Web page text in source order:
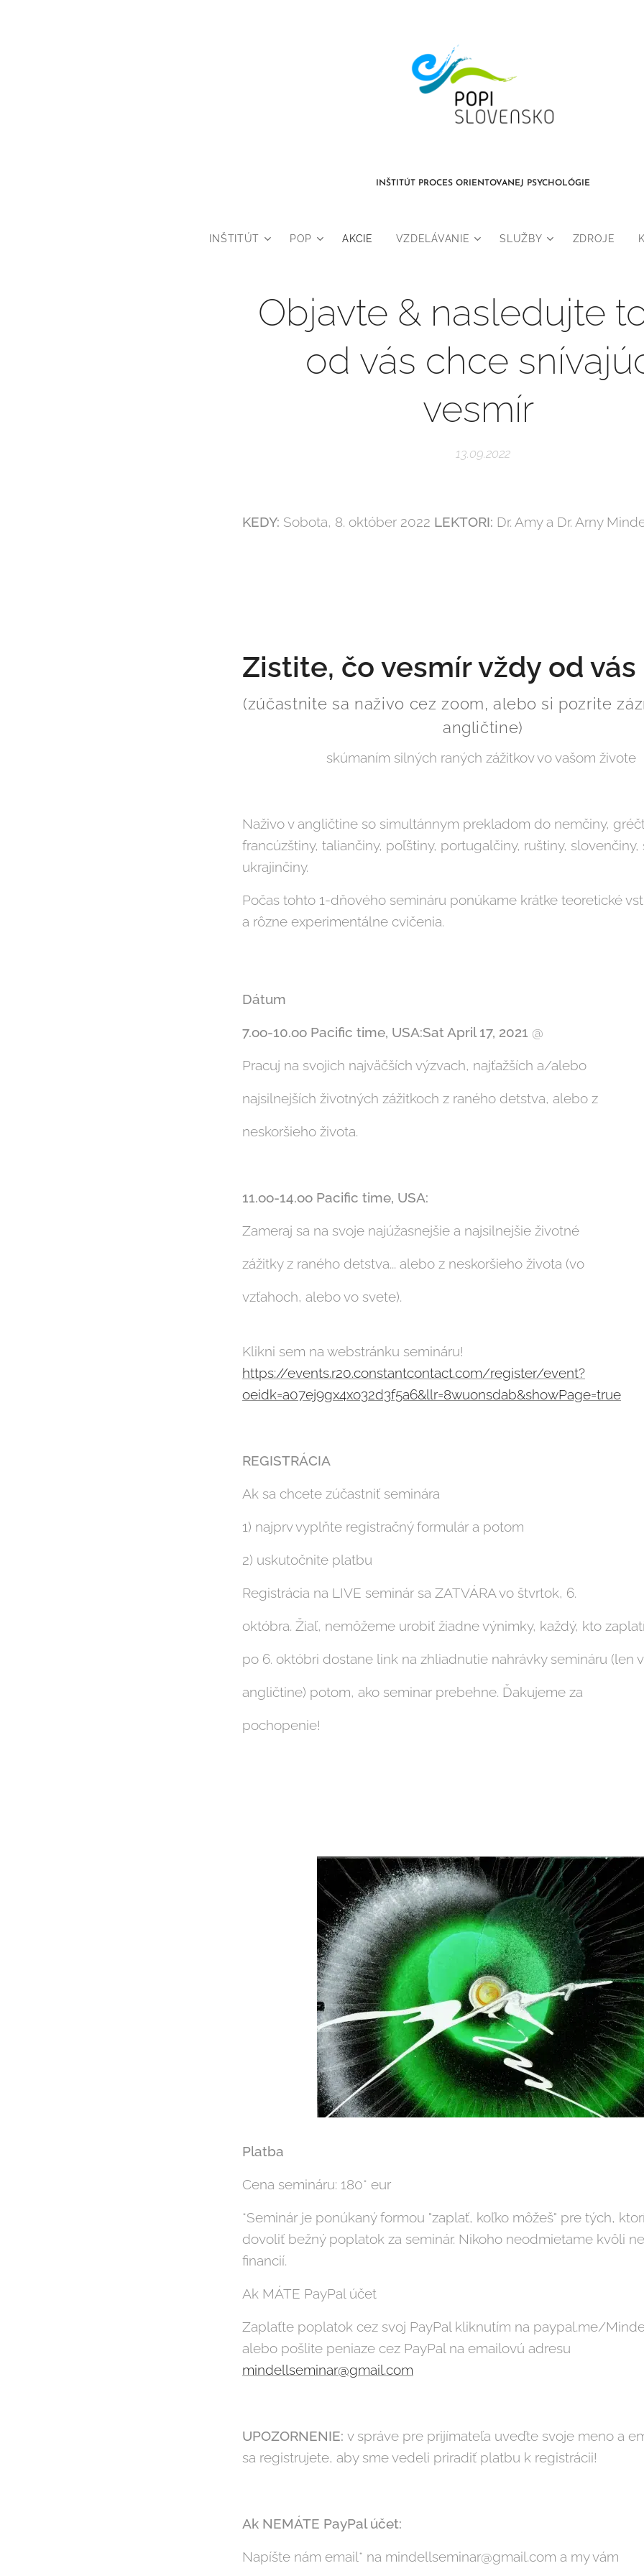
INŠTITÚT PROCES ORIENTOVANEJ PSYCHOLÓGIE
INŠTITÚT POP AKCIE VZDELÁVANIE SLUŽBY ZDROJE
Objavte & nasledujte
od vás chce
vesmír
13.09.2022
KEDY: Sobota, 8. október 2022 LEKTORI: Dr. Amy a Dr. Arny
Zistite, čo vesmír vždy od
(zúčastnite sa naživo cez zoom, alebo si pozrite
angličtine)
skúmaním silných raných zážitkov vo vašom živote
Naživo v angličtine so simultánnym prekladom do nemčiny,
francúzštiny, taliančiny, poľštiny, portugalčiny, ruštiny, slovenčiny,
ukrajinčiny.
Počas tohto 1-dňového semináru ponúkame krátke teoretické
a rôzne experimentálne cvičenia.
Dátum
7.oo-10.oo Pacific time, USA:Sat April 17, 2021 @
Pracuj na svojich najväčších výzvach, najťažších a/alebo
najsilnejších životných zážitkoch z raného detstva, alebo z
neskoršieho života.
11.oo-14.oo Pacific time, USA:
Zameraj sa na svoje najúžasnejšie a najsilnejšie životné
zážitky z raného detstva... alebo z neskoršieho života (vo
vzťahoch, alebo vo svete).
Klikni sem na webstránku semináru!
https://events.r20.constantcontact.com/register/event?
oeidk=a07ej9gx4xo32d3f5a6&llr=8wuonsdab&showPage=true
REGISTRÁCIA
Ak sa chcete zúčastniť seminára
1) najprv vyplňte registračný formulár a potom
2) uskutočnite platbu
Registrácia na LIVE seminár sa ZATVÁRA vo štvrtok, 6.
októbra. Žiaľ, nemôžeme urobiť žiadne výnimky, každý, kto
po 6. októbri dostane link na zhliadnutie nahrávky semináru (len v
angličtine) potom, ako seminar prebehne. Ďakujeme za
pochopenie!
Platba
Cena semináru: 180* eur
*Seminár je ponúkaný formou "zaplať, koľko môžeš" pre tých,
dovoliť bežný poplatok za seminár. Nikoho neodmietame kvôli
financií.
Ak MÁTE PayPal účet
Zaplaťte poplatok cez svoj PayPal kliknutím na paypal.me/
alebo pošlite peniaze cez PayPal na emailovú adresu
mindellseminar@gmail.com
UPOZORNENIE: v správe pre prijímateľa uveďte svoje meno a
sa registrujete, aby sme vedeli priradiť platbu k registrácii!
Ak NEMÁTE PayPal účet:
Napíšte nám email* na mindellseminar@gmail.com a my vám